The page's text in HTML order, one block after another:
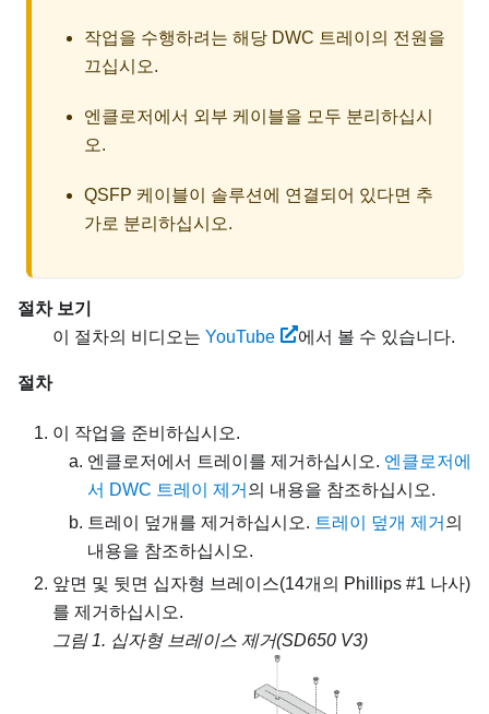
작업을 수행하려는 해당 DWC 트레이의 전원을
끄십시오.
엔클로저에서 외부 케이블을 모두 분리하십시
오.
QSFP 케이블이 솔루션에 연결되어 있다면 추
가로 분리하십시오.
절차 보기
이 절차의 비디오는 YouTube 에서 볼 수 있습니다.
절차
이 작업을 준비하십시오.
엔클로저에서 트레이를 제거하십시오. 엔클로저에
서 DWC 트레이 제거 의 내용을 참조하십시오.
트레이 덮개를 제거하십시오. 트레이 덮개 제거 의
내용을 참조하십시오.
앞면 및 뒷면 십자형 브레이스(14개의 Phillips #1 나사)
를 제거하십시오.
그림 1. 십자형 브레이스 제거(SD650 V3)